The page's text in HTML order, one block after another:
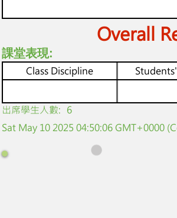
Overall
課堂表現:
Class Discipline
​出席學生人數: 6
Sat May 10 2025 04:50:06 GMT+0000